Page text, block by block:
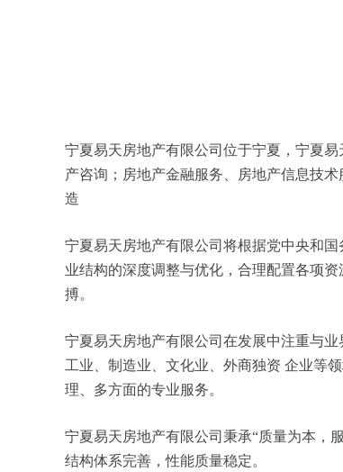
宁夏易天房地产有限公司位于宁夏，宁夏
产咨询；房地产金融服务、房地产信息技
造
宁夏易天房地产有限公司将根据党中央和
业结构的深度调整与优化，合理配置各项
搏。
宁夏易天房地产有限公司在发展中注重与
工业、制造业、文化业、外商独资 企业等
理、多方面的专业服务。
宁夏易天房地产有限公司秉承“质量为本，
结构体系完善，性能质量稳定。